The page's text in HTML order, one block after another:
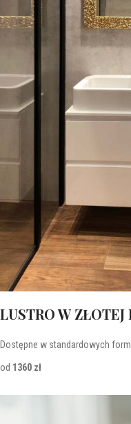
LUSTRO W ZŁOTEJ
Dostępne w standardowych
od 1360 zł